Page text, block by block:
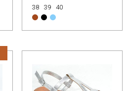
38 39 40